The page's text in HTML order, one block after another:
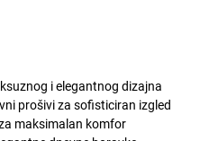
i elegantnog dizajna
prošivi za sofisticiran izgled
maksimalan komfor